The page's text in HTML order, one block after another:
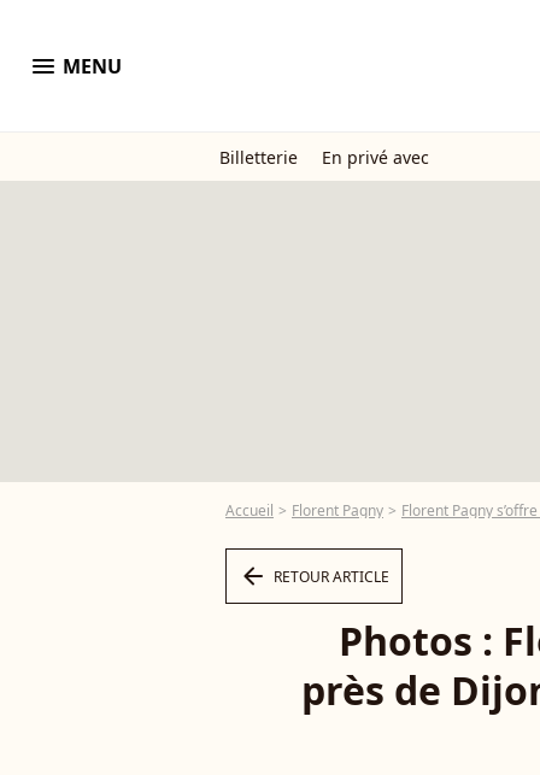
menu MENU
Billetterie En privé avec
Accueil Florent Pagny Florent Pagny
arrow_left RETOUR ARTICLE
Photos :
près de